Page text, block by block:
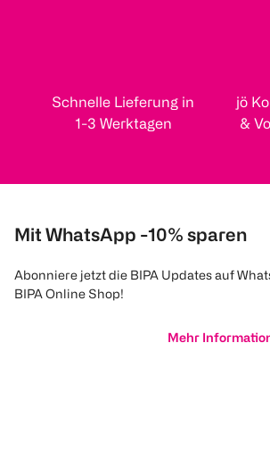
Schnelle Lieferung in
1-3 Werktagen
jö
&
Mit WhatsApp -10% sparen
Abonniere jetzt die BIPA Updates auf
BIPA Online Shop!
Mehr